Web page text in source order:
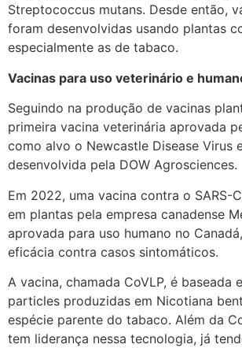
Streptococcus mutans. Desde então,
foram desenvolvidas usando plantas
especialmente as de tabaco.
Vacinas para uso veterinário e
Seguindo na produção de vacinas
primeira vacina veterinária aprovada
como alvo o Newcastle Disease Virus
desenvolvida pela DOW Agrosciences.
Em 2022, uma vacina contra o SARS-
em plantas pela empresa canadense
aprovada para uso humano no
eficácia contra casos sintomáticos.
A vacina, chamada CoVLP, é baseada
particles produzidas em Nicotiana
espécie parente do tabaco. Além da
tem liderança nessa tecnologia, já